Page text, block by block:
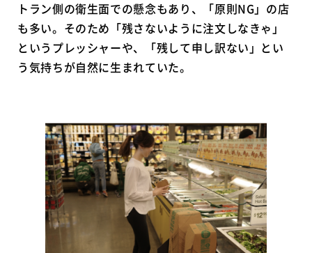
トラン側の衛生面での懸念もあり、「原則NG」の店
も多い。そのため「残さないように注文しなきゃ」
というプレッシャーや、「残して申し訳ない」とい
う気持ちが自然に生まれていた。